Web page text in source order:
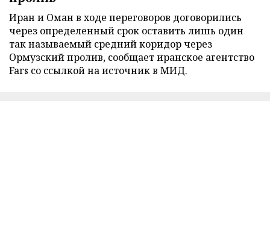
Иран и Оман в ходе переговоров договорились
через определенный срок оставить лишь один
так называемый средний коридор через
Ормузский пролив, сообщает иранское агентство
Fars со ссылкой на источник в МИД.